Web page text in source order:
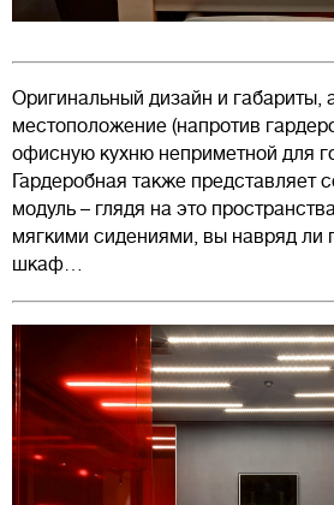
Оригинальный дизайн и габариты,
местоположение (напротив
офисную кухню неприметной для
Гардеробная также представляет
модуль – глядя на это
мягкими сидениями, вы навряд ли
шкаф…